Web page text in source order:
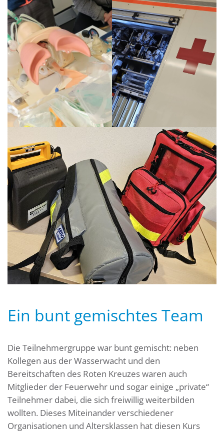
Ein bunt gemischtes Team
Die Teilnehmergruppe war bunt gemischt: neben
Kollegen aus der Wasserwacht und den
Bereitschaften des Roten Kreuzes waren auch
Mitglieder der Feuerwehr und sogar einige „private“
Teilnehmer dabei, die sich freiwillig weiterbilden
wollten. Dieses Miteinander verschiedener
Organisationen und Altersklassen hat diesen Kurs